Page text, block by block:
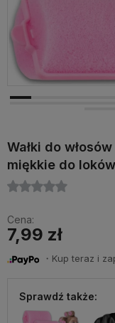
Wałki do
miękkie do loków
Cena:
7,99 zł
・Kup teraz i
Sprawdź także: